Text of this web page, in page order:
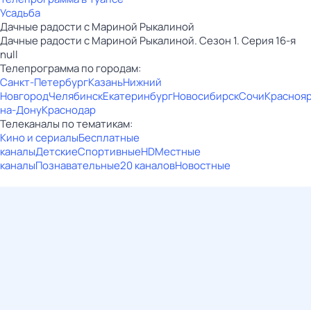
Усадьба
Дачные радости с Мариной Рыкалиной
Дачные радости с Мариной Рыкалиной. Сезон 1. Серия 16-я
null
Телепрограмма по городам:
Санкт-ПетербургКазаньНижний
НовгородЧелябинскЕкатеринбургНовосибирскСочи
на-ДонуКраснодар
Телеканалы по тематикам:
Кино и сериалыБесплатные
каналыДетскиеСпортивныеHDМестные
каналыПознавательные20 каналовНовостные